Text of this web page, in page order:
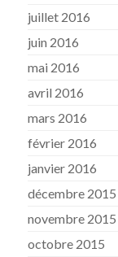
juillet 2016
juin 2016
mai 2016
avril 2016
mars 2016
février 2016
janvier 2016
décembre 2015
novembre 2015
octobre 2015